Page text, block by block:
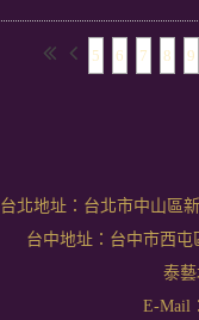
5 6 7 8 9
台北地址：台北市中山區
台中地址：台中市西
泰藝
E-Mail